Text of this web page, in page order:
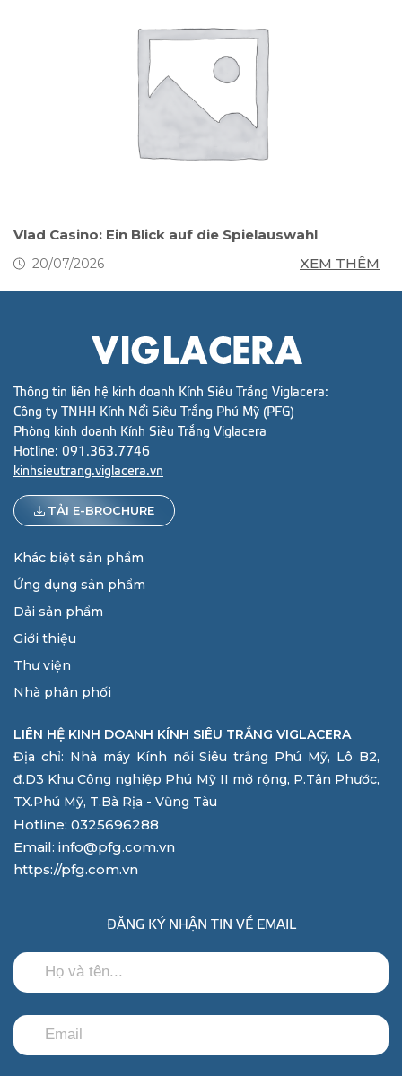
Vlad Casino: Ein Blick auf die Spielauswahl
20/07/2026 XEM THÊM
Thông tin liên hệ kinh doanh Kính Siêu Trắng Viglacera:
Công ty TNHH Kính Nổi Siêu Trắng Phú Mỹ (PFG)
Phòng kinh doanh Kính Siêu Trắng Viglacera
Hotline: 091.363.7746
kinhsieutrang.viglacera.vn
TẢI E-BROCHURE
Khác biệt sản phẩm
Ứng dụng sản phẩm
Dải sản phẩm
Giới thiệu
Thư viện
Nhà phân phối
LIÊN HỆ KINH DOANH KÍNH SIÊU TRẮNG VIGLACERA
Địa chỉ: Nhà máy Kính nổi Siêu trắng Phú Mỹ, Lô B2,
đ.D3 Khu Công nghiệp Phú Mỹ II mở rộng, P.Tân Phước,
TX.Phú Mỹ, T.Bà Rịa - Vũng Tàu
Hotline: 0325696288
Email: info@pfg.com.vn
https://pfg.com.vn
ĐĂNG KÝ NHẬN TIN VỀ EMAIL